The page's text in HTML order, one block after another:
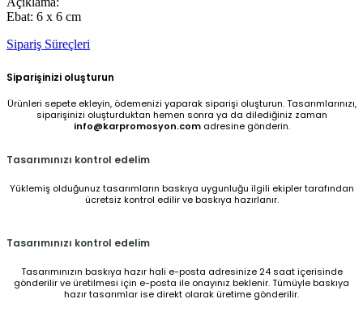
Ebat: 6 x 6 cm
Sipariş Süreçleri
Siparişinizi oluşturun
Ürünleri sepete ekleyin, ödemenizi yaparak siparişi oluşturun. Tasarımlarınızı,
siparişinizi oluşturduktan hemen sonra ya da dilediğiniz zaman
info@karpromosyon.comadresine gönderin.
Tasarımınızı kontrol edelim
Yüklemiş olduğunuz tasarımların baskıya uygunluğu ilgili ekipler tarafından
ücretsiz kontrol edilir ve baskıya hazırlanır.
Tasarımınızı kontrol edelim
Tasarımınızın baskıya hazır hali e-posta adresinize 24 saat içerisinde
gönderilir ve üretilmesi için e-posta ile onayınız beklenir. Tümüyle baskıya
hazır tasarımlar ise direkt olarak üretime gönderilir.